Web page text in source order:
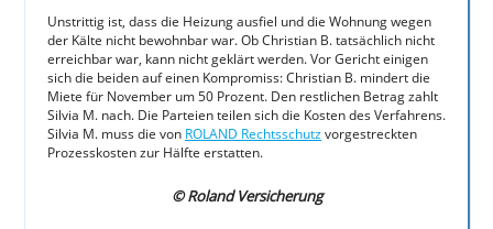
Unstrittig ist, dass die Heizung ausfiel und die Wohnung wegen
der Kälte nicht bewohnbar war. Ob Christian B. tatsächlich nicht
erreichbar war, kann nicht geklärt werden. Vor Gericht einigen
sich die beiden auf einen Kompromiss: Christian B. mindert die
Miete für November um 50 Prozent. Den restlichen Betrag zahlt
Silvia M. nach. Die Parteien teilen sich die Kosten des Verfahrens.
Silvia M. muss die von ROLAND Rechtsschutzvorgestreckten
Prozesskosten zur Hälfte erstatten.
© Roland Versicherung